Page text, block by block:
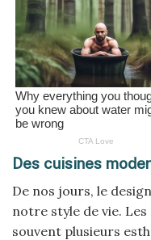
Des cuisines
De nos jours, le
notre style de vie.
souvent plusieurs